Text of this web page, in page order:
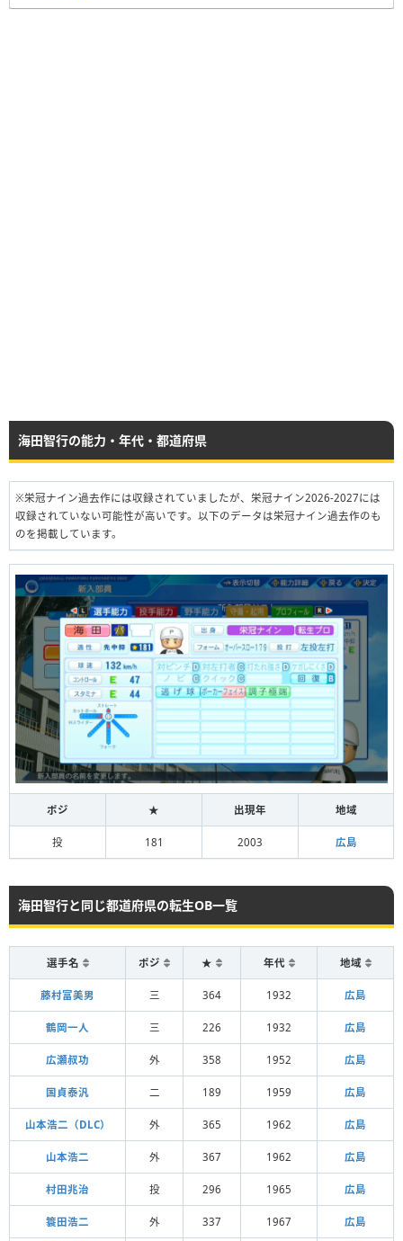
海田智行の能力・年代・都道府県
※栄冠ナイン過去作には収録されていましたが、栄冠ナイン2026-2027には
収録されていない可能性が高いです。以下のデータは栄冠ナイン過去作のも
のを掲載しています。
ポジ ★ 出現年 地域
投 181 2003 広島
海田智行と同じ都道府県の転生OB一覧
選手名 ポジ ★ 年代 地域
藤村富美男 三 364 1932 広島
鶴岡一人 三 226 1932 広島
広瀬叔功 外 358 1952 広島
国貞泰汎 二 189 1959 広島
山本浩二（DLC） 外 365 1962 広島
山本浩二 外 367 1962 広島
村田兆治 投 296 1965 広島
簑田浩二 外 337 1967 広島